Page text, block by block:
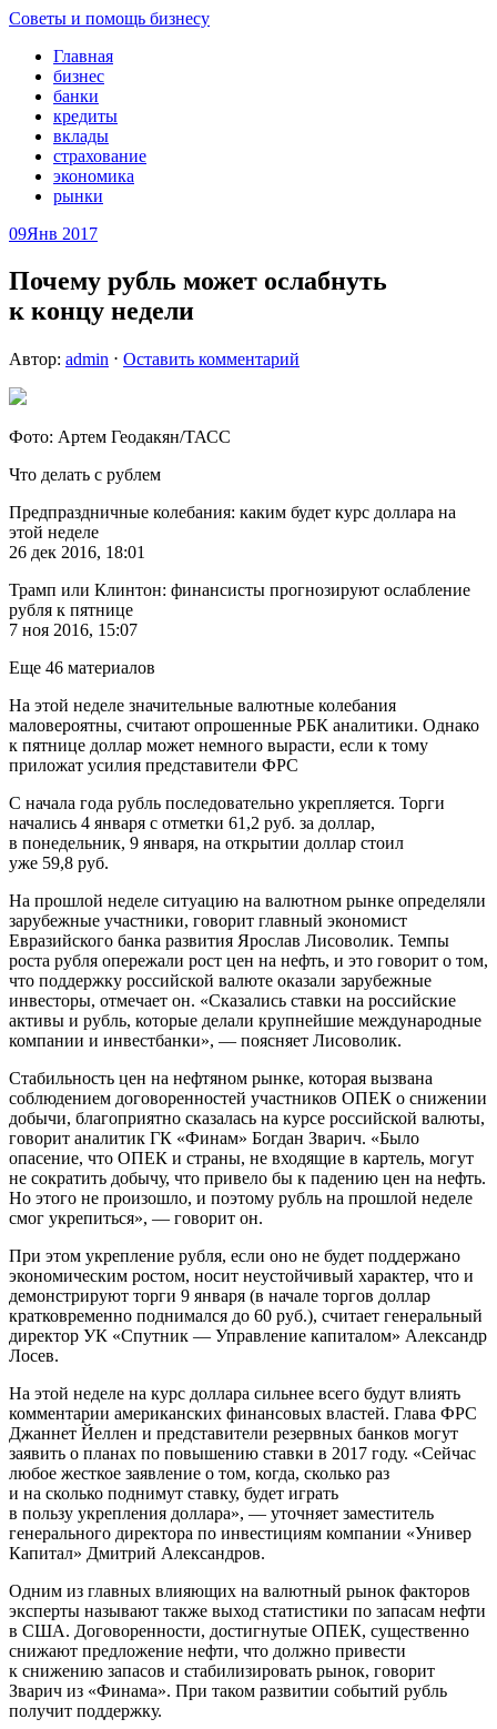
Советы и помощь бизнесу
Главная
бизнес
банки
кредиты
вклады
страхование
экономика
рынки
09Янв 2017
Почему рубль может ослабнуть
к концу недели
Автор: admin ⋅ Оставить комментарий
Фото: Артем Геодакян/ТАСС
Что делать с рублем
Предпраздничные колебания: каким будет курс доллара на
этой неделе
26 дек 2016, 18:01
Трамп или Клинтон: финансисты прогнозируют ослабление
рубля к пятнице
7 ноя 2016, 15:07
Еще 46 материалов
На этой неделе значительные валютные колебания
маловероятны, считают опрошенные РБК аналитики. Однако
к пятнице доллар может немного вырасти, если к тому
приложат усилия представители ФРС
С начала года рубль последовательно укрепляется. Торги
начались 4 января с отметки 61,2 руб. за доллар,
в понедельник, 9 января, на открытии доллар стоил
уже 59,8 руб.
На прошлой неделе ситуацию на валютном рынке определяли
зарубежные участники, говорит главный экономист
Евразийского банка развития Ярослав Лисоволик. Темпы
роста рубля опережали рост цен на нефть, и это говорит о том,
что поддержку российской валюте оказали зарубежные
инвесторы, отмечает он. «Сказались ставки на российские
активы и рубль, которые делали крупнейшие международные
компании и инвестбанки», — поясняет Лисоволик.
Стабильность цен на нефтяном рынке, которая вызвана
соблюдением договоренностей участников ОПЕК о снижении
добычи, благоприятно сказалась на курсе российской валюты,
говорит аналитик ГК «Финам» Богдан Зварич. «Было
опасение, что ОПЕК и страны, не входящие в картель, могут
не сократить добычу, что привело бы к падению цен на нефть.
Но этого не произошло, и поэтому рубль на прошлой неделе
смог укрепиться», — говорит он.
При этом укрепление рубля, если оно не будет поддержано
экономическим ростом, носит неустойчивый характер, что и
демонстрируют торги 9 января (в начале торгов доллар
кратковременно поднимался до 60 руб.), считает генеральный
директор УК «Спутник — Управление капиталом» Александр
Лосев.
На этой неделе на курс доллара сильнее всего будут влиять
комментарии американских финансовых властей. Глава ФРС
Джаннет Йеллен и представители резервных банков могут
заявить о планах по повышению ставки в 2017 году. «Сейчас
любое жесткое заявление о том, когда, сколько раз
и на сколько поднимут ставку, будет играть
в пользу укрепления доллара», — уточняет заместитель
генерального директора по инвестициям компании «Универ
Капитал» Дмитрий Александров.
Одним из главных влияющих на валютный рынок факторов
эксперты называют также выход статистики по запасам нефти
в США. Договоренности, достигнутые ОПЕК, существенно
снижают предложение нефти, что должно привести
к снижению запасов и стабилизировать рынок, говорит
Зварич из «Финама». При таком развитии событий рубль
получит поддержку.